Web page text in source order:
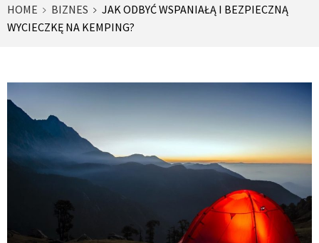
HOME BIZNES
JAK ODBYĆ WSPANIAŁĄ I BEZPIECZNĄ
WYCIECZKĘ NA KEMPING?